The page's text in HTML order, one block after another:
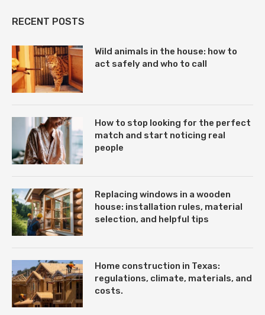
RECENT POSTS
Wild animals in the house: how to
act safely and who to call
How to stop looking for the perfect
match and start noticing real
people
Replacing windows in a wooden
house: installation rules, material
selection, and helpful tips
Home construction in Texas:
regulations, climate, materials, and
costs.